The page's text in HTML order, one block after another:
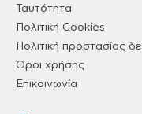
Ταυτότητα
Πολιτική Cookies
Πολιτική προστασίας
Όροι χρήσης
Επικοινωνία